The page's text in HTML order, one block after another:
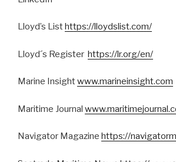
Lloyd’s Listhttps://lloydslist.com/
Lloyd´s Register https://lr.org/en/
Marine Insightwww.marineinsight.com
Maritime Journal
Navigator Magazine https://